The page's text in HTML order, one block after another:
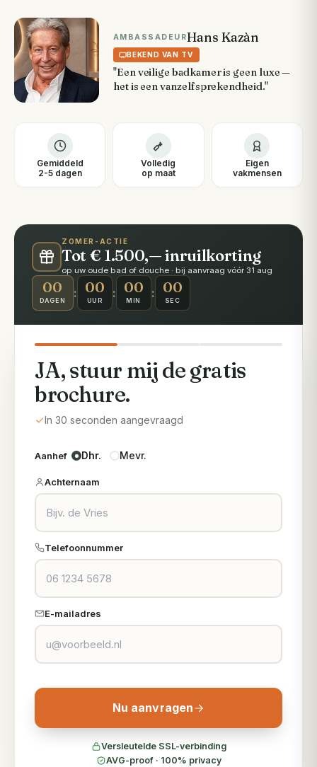
AMBASSADEURHans Kazàn
BEKEND VAN TV
"Een veilige badkamer is geen luxe —
het is een vanzelfsprekendheid."
Gemiddeld
2-5 dagen
Volledig
op maat
Eigen
vakmensen
ZOMER-ACTIE
Tot € 1.500,— inruilkorting
op uw oude bad of douche · bij aanvraag vóór 31 aug
00
DAGEN
: 00
UUR
: 00
MIN
: 00
SEC
JA, stuur mij de gratis
brochure.
In 30 seconden aangevraagd
Aanhef Dhr. Mevr.
Achternaam
Telefoonnummer
E-mailadres
Nu aanvragen
Versleutelde SSL-verbinding
AVG-proof · 100% privacy